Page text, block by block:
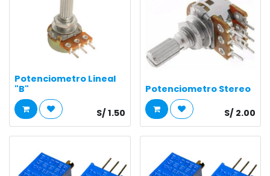
Potenciometro Lineal
"B"
S/ 1.50
Potenciometro Stereo
S/ 2.00